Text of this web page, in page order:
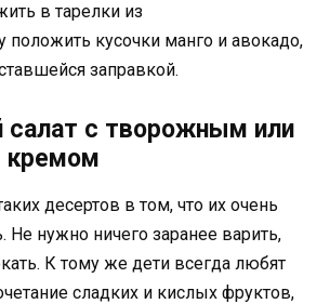
в тарелки из
положить кусочки манго и авокадо,
заправкой.
с творожным или
кремом
десертов в том, что их очень
Не нужно ничего заранее варить,
К тому же дети всегда любят
сладких и кислых фруктов,